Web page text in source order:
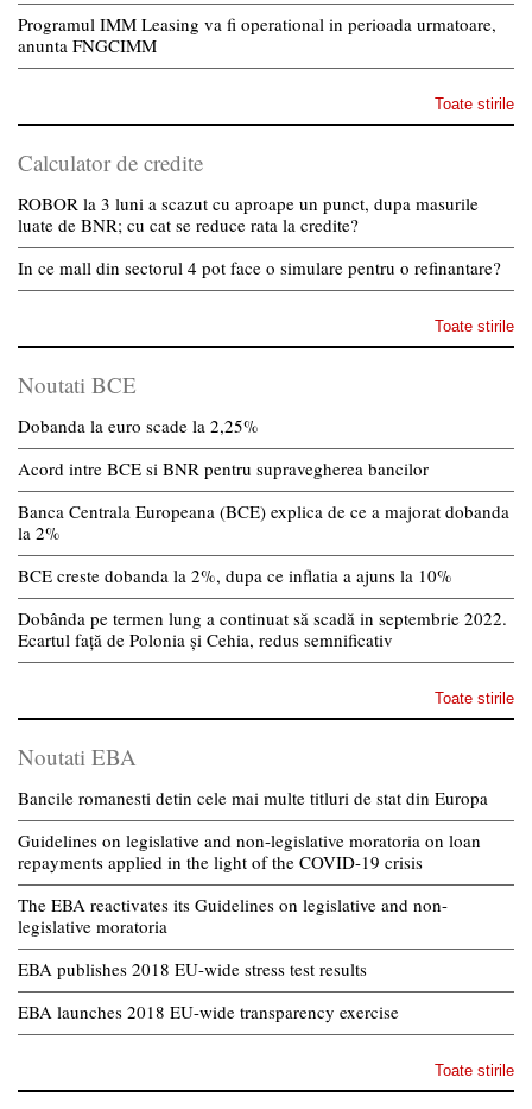
Programul IMM Leasing va fi operational in perioada urmatoare,
anunta FNGCIMM
Toate stirile
Calculator de credite
ROBOR la 3 luni a scazut cu aproape un punct, dupa masurile
luate de BNR; cu cat se reduce rata la credite?
In ce mall din sectorul 4 pot face o simulare pentru o refinantare?
Toate stirile
Noutati BCE
Dobanda la euro scade la 2,25%
Acord intre BCE si BNR pentru supravegherea bancilor
Banca Centrala Europeana (BCE) explica de ce a majorat dobanda
la 2%
BCE creste dobanda la 2%, dupa ce inflatia a ajuns la 10%
Dobânda pe termen lung a continuat să scadă in septembrie 2022.
Ecartul față de Polonia și Cehia, redus semnificativ
Toate stirile
Noutati EBA
Bancile romanesti detin cele mai multe titluri de stat din Europa
Guidelines on legislative and non-legislative moratoria on loan
repayments applied in the light of the COVID-19 crisis
The EBA reactivates its Guidelines on legislative and non-
legislative moratoria
EBA publishes 2018 EU-wide stress test results
EBA launches 2018 EU-wide transparency exercise
Toate stirile